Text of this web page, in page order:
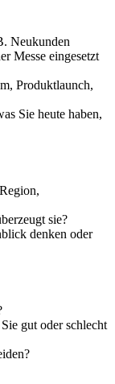
Neukunden
Messe eingesetzt
Produktlaunch,
Sie heute haben,
sie?
denken oder
gut oder schlecht